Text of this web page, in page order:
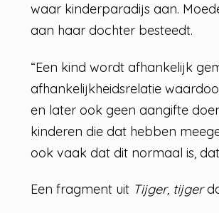
waar kinderparadijs aan.
aan haar dochter besteedt.
“Een kind wordt afhankelijk
afhankelijkheidsrelatie
en later ook geen aangifte
kinderen die dat hebben
ook vaak dat dit normaal is,
Een fragment uit Tijger, tijger